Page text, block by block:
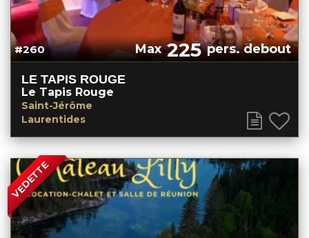
#260 Max225pers. debout
LE TAPIS ROUGE
Le Tapis Rouge
Saint-Jérôme
Laurentides
VEDETTE